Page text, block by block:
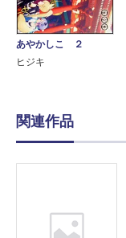
あやかしこ ２
ヒジキ
関連作品